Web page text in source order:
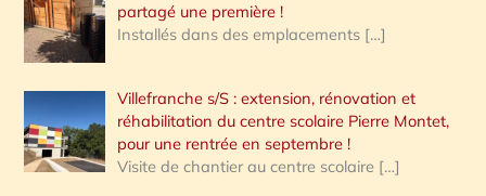
partagé une première !
Installés dans des emplacements […]
Villefranche s/S : extension, rénovation et
réhabilitation du centre scolaire Pierre Montet,
pour une rentrée en septembre !
Visite de chantier au centre scolaire […]